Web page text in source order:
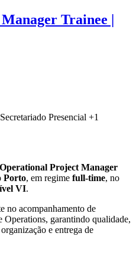
Trainee |
Presencial +1
Operational Project Manager
Porto, em regime full-time, no
VI.
no acompanhamento de
Operations, garantindo qualidade,
e entrega de